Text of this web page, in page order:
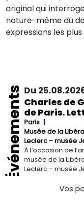
Vos
original qui
nature-même du
expressions les plus
ÉvénementsDu
Charles de
de Paris.
Paris
Musée de la
Leclerc – musée
À l’occasion de
musée de la
Leclerc – musée
1944 de Charles
les événements